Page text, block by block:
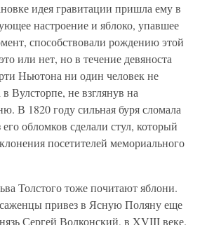
идея гравитации пришла ему в
настроение и яблоко, упавшее
способствовали рождению этой
или нет, но в течение девяноста
Ньютона ни один человек не
Вулсторпе, не взглянув на
В 1820 году сильная буря сломала
его обломков сделали стул, который
посетителей мемориального
Толстого тоже почитают яблони.
привез в Ясную Поляну еще
Сергей Волконский, в XVIII веке.